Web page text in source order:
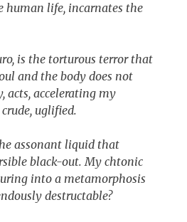
human life, incarnates the
is the torturous terror that
and the body does not
acts, accelerating my
uglified.
assonant liquid that
black-out. My chtonic
into a metamorphosis
destructable?